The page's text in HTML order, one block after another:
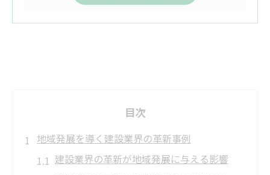
目次
地域発展を導く建設業界の革新事例
建設業界の革新が地域発展に与える影響